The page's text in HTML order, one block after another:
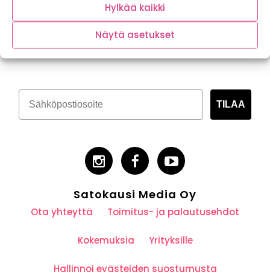
Hylkää kaikki
Näytä asetukset
Tilaa kasvispitoinen uutiskirje
TILAA
Satokausi Media Oy
Ota yhteyttä Toimitus- ja palautusehdot
Kokemuksia Yrityksille
Hallinnoi evästeiden suostumusta